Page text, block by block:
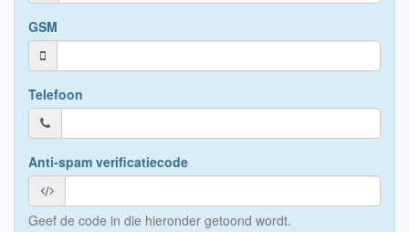
GSM
Telefoon
Anti-spam verificatiecode
Geef de code in die hieronder getoond wordt.